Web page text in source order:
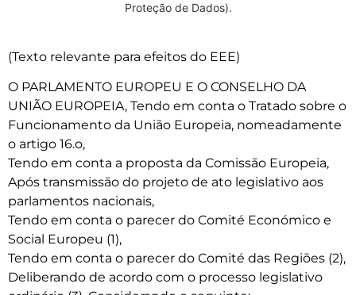
Proteção de Dados).
(Texto relevante para efeitos do EEE)
O PARLAMENTO EUROPEU E O CONSELHO DA
UNIÃO EUROPEIA, Tendo em conta o Tratado sobre o
Funcionamento da União Europeia, nomeadamente
o artigo 16.o,
Tendo em conta a proposta da Comissão Europeia,
Após transmissão do projeto de ato legislativo aos
parlamentos nacionais,
Tendo em conta o parecer do Comité Económico e
Social Europeu (1),
Tendo em conta o parecer do Comité das Regiões (2),
Deliberando de acordo com o processo legislativo